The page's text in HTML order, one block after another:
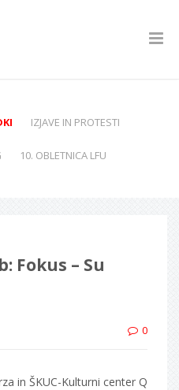
IZJAVE IN PROTESTI
10. OBLETNICA LFU
Fokus – Su
0
in ŠKUC-Kulturni center Q